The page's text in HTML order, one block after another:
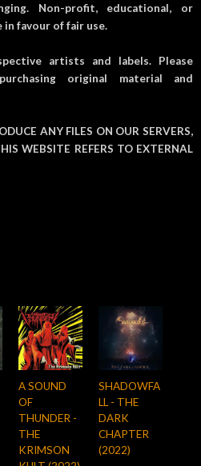
Non-profit, educational, or
in favour of fair use.
artists and labels. Please
original material and
ANY FILES ON OUR SERVERS,
WEBSITE REFERS TO EXTERNAL
A SOUND
OF
THUNDER -
THE
KRIMSON
SHADOWFA
LL - THE
DARK
CHAPTER
(2022)